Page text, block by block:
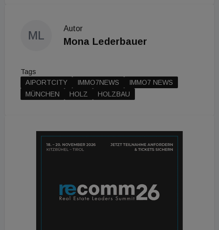
ML
Autor
Mona Lederbauer
Tags
AIPORTCITY
IMMO7NEWS
IMMO7 NEWS
MÜNCHEN
HOLZ HOLZBAU